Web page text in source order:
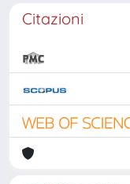
Citazioni